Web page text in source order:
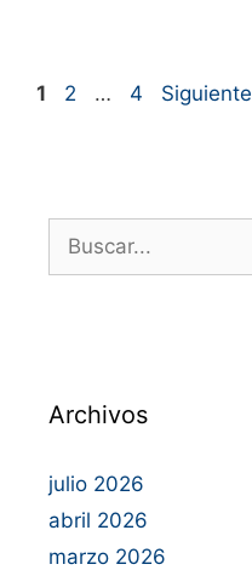
1 2 … 4 Siguiente
Archivos
julio 2026
abril 2026
marzo 2026